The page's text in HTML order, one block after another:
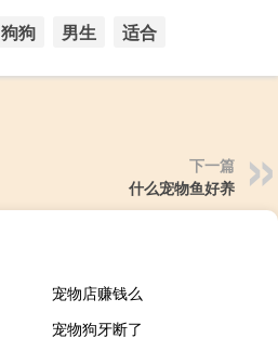
狗狗 男生 适合
下一篇
什么宠物鱼好养
宠物店赚钱么
宠物狗牙断了